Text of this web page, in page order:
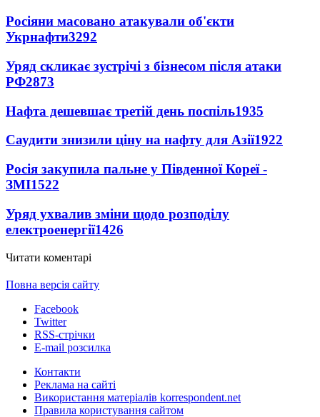
Росіяни масовано атакували об'єкти
Укрнафти3292
Уряд скликає зустрічі з бізнесом після атаки
РФ2873
Нафта дешевшає третій день поспіль1935
Саудити знизили ціну на нафту для Азії1922
Росія закупила пальне у Південної Кореї -
ЗМІ1522
Уряд ухвалив зміни щодо розподілу
електроенергії1426
Читати коментарі
Повна версія сайту
Facebook
Twitter
RSS-стрічки
E-mail розсилка
Контакти
Реклама на сайті
Використання матеріалів korrespondent.net
Правила користування сайтом